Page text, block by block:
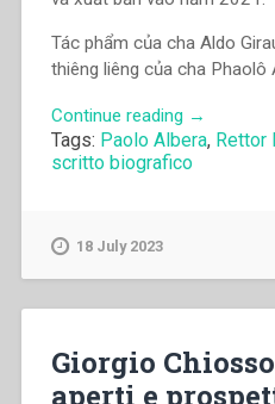
Tác phẩm của cha Aldo
thiêng liêng của cha Phaolô
Continue reading “Aldo
Đình
dung
mạo
→
Tags: Paolo Albera, Rettor
scritto biografico
18 July 2023
Giorgio
aperti e